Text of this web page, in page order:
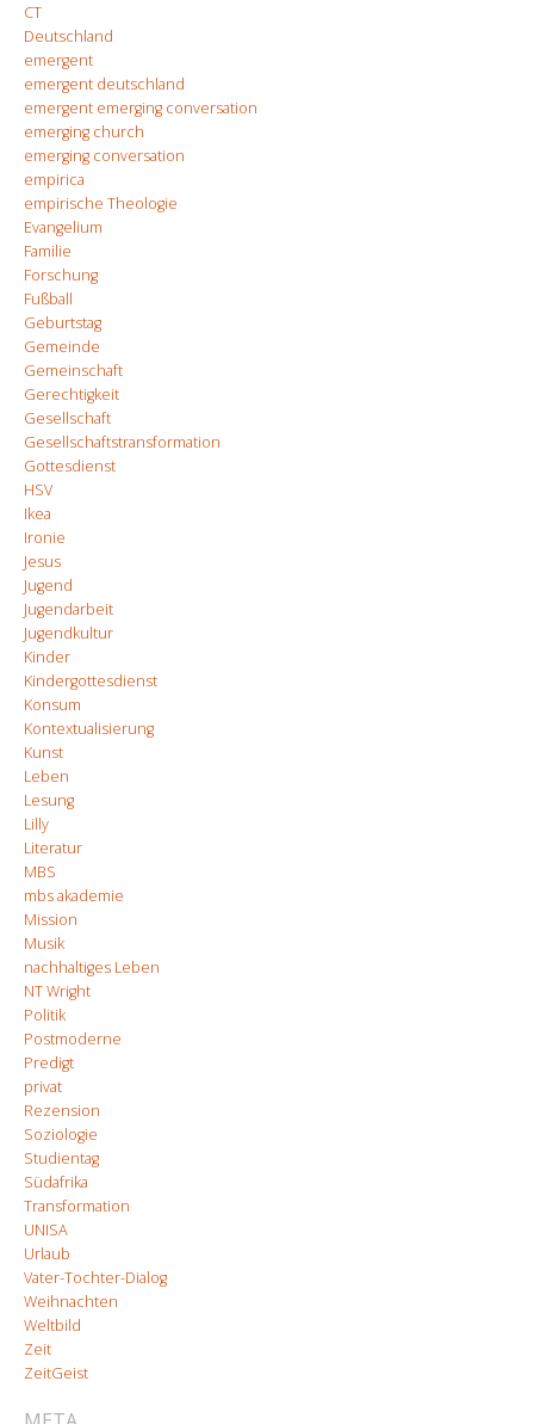
CT
Deutschland
emergent
emergent deutschland
emergent emerging conversation
emerging church
emerging conversation
empirica
empirische Theologie
Evangelium
Familie
Forschung
Fußball
Geburtstag
Gemeinde
Gemeinschaft
Gerechtigkeit
Gesellschaft
Gesellschaftstransformation
Gottesdienst
HSV
Ikea
Ironie
Jesus
Jugend
Jugendarbeit
Jugendkultur
Kinder
Kindergottesdienst
Konsum
Kontextualisierung
Kunst
Leben
Lesung
Lilly
Literatur
MBS
mbs akademie
Mission
Musik
nachhaltiges Leben
NT Wright
Politik
Postmoderne
Predigt
privat
Rezension
Soziologie
Studientag
Südafrika
Transformation
UNISA
Urlaub
Vater-Tochter-Dialog
Weihnachten
Weltbild
Zeit
ZeitGeist